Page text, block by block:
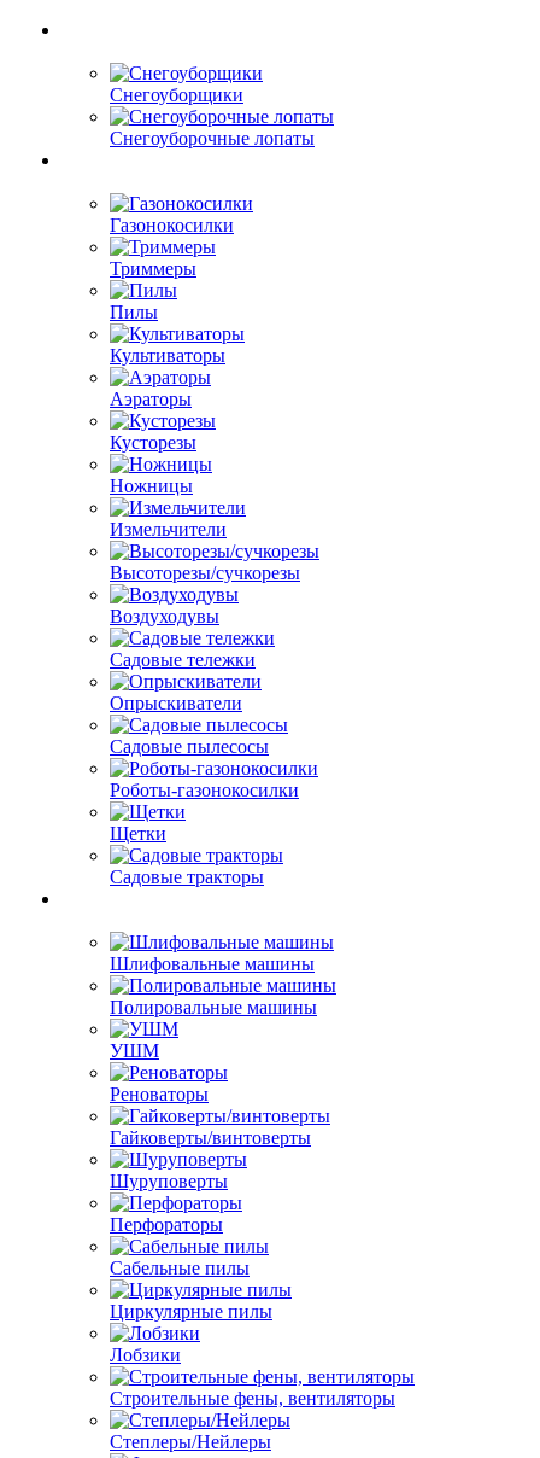
Снегоуборщики
Снегоуборочные лопаты
Газонокосилки
Триммеры
Пилы
Культиваторы
Аэраторы
Кусторезы
Ножницы
Измельчители
Высоторезы/сучкорезы
Воздуходувы
Садовые тележки
Опрыскиватели
Садовые пылесосы
Роботы-газонокосилки
Щетки
Садовые тракторы
Шлифовальные машины
Полировальные машины
УШМ
Реноваторы
Гайковерты/винтоверты
Шуруповерты
Перфораторы
Сабельные пилы
Циркулярные пилы
Лобзики
Строительные фены, вентиляторы
Степлеры/Нейлеры